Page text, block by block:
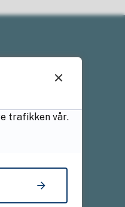
trafikken vår.